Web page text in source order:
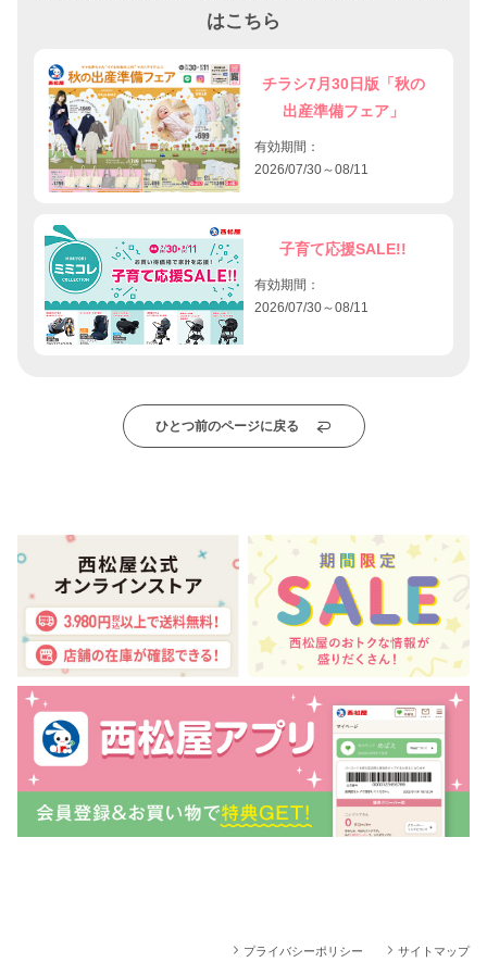
はこちら
チラシ7月30日版「秋の
出産準備フェア」
有効期間：
2026/07/30～08/11
子育て応援SALE!!
有効期間：
2026/07/30～08/11
ひとつ前のページに戻る
プライバシーポリシー サイトマップ